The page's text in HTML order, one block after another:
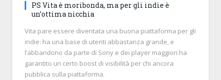
PS Vita è moribonda, ma per gli indie è
un’ottima nicchia
Vita pare essere diventata una buona piattaforma per gli
indie: ha una base di utenti abbastanza grande, e
l’abbandono da parte di Sony e dei player maggiori ha
garantito un certo boost di visibilità per chi ancora
pubblica sulla piattaforma.